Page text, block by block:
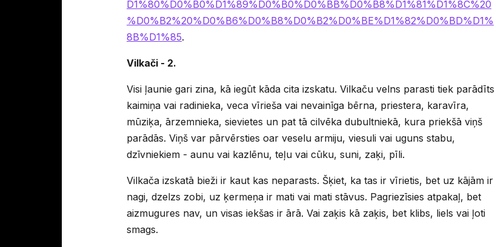
D1%80%D0%B0%D1%89%D0%B0%D0%BB%D0%B8%D1%81%D1%8C%20
%D0%B2%20%D0%B6%D0%B8%D0%B2%D0%BE%D1%82%D0%BD%D1%
8B%D1%85.
Vilkači - 2.
Visi ļaunie gari zina, kā iegūt kāda cita izskatu. Vilkaču velns parasti tiek parādīts
kaimiņa vai radinieka, veca vīrieša vai nevainīga bērna, priestera, karavīra,
mūziķa, ārzemnieka, sievietes un pat tā cilvēka dubultniekā, kura priekšā viņš
parādās. Viņš var pārvērsties oar veselu armiju, viesuli vai uguns stabu,
dzīvniekiem - aunu vai kazlēnu, teļu vai cūku, suni, zaķi, pīli.
Vilkača izskatā bieži ir kaut kas neparasts. Šķiet, ka tas ir vīrietis, bet uz kājām ir
nagi, dzelzs zobi, uz ķermeņa ir mati vai mati stāvus. Pagriezīsies atpakaļ, bet
aizmugures nav, un visas iekšas ir ārā. Vai zaķis kā zaķis, bet klibs, liels vai ļoti
smags.